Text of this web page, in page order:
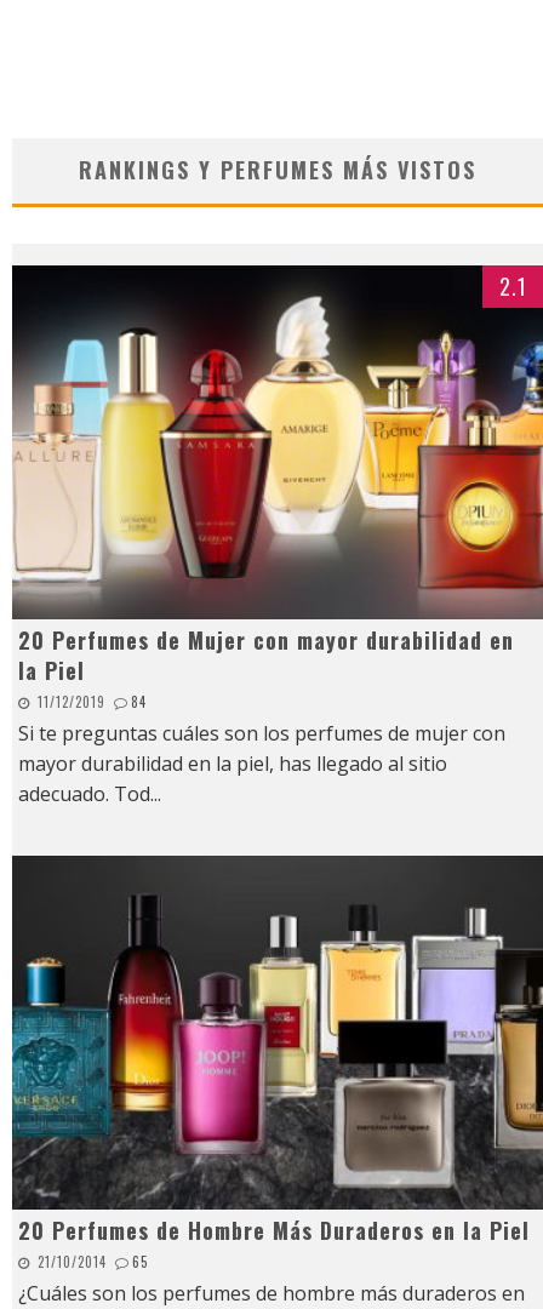
RANKINGS Y PERFUMES MÁS VISTOS
2.1
20 Perfumes de Mujer con mayor durabilidad en
la Piel
11/12/2019 84
Si te preguntas cuáles son los perfumes de mujer con
mayor durabilidad en la piel, has llegado al sitio
adecuado. Tod...
20 Perfumes de Hombre Más Duraderos en la Piel
21/10/2014 65
¿Cuáles son los perfumes de hombre más duraderos en